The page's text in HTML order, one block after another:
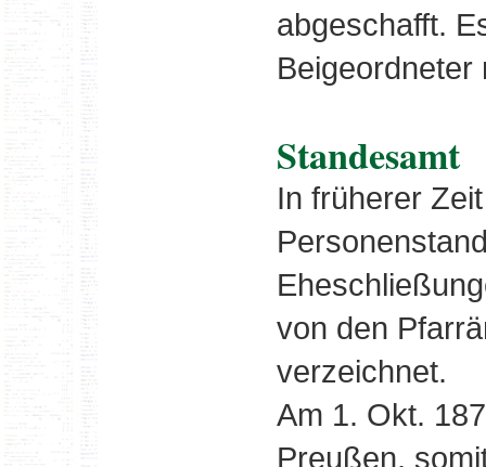
abgeschafft.
Beigeordneter
Standesamt
In früherer
von den
verzeichnet.
Am 1. Okt.
Preußen,